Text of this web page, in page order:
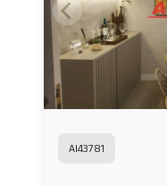
AI43781